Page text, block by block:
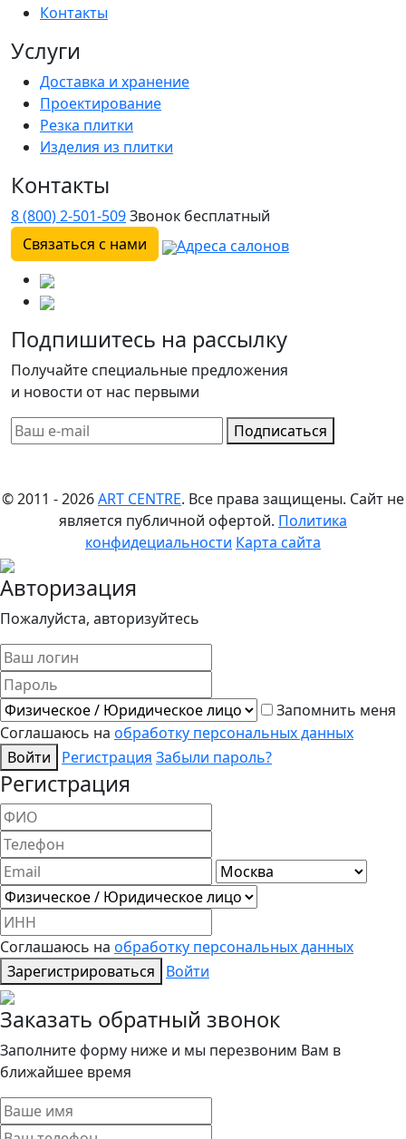
Контакты
Услуги
Доставка и хранение
Проектирование
Резка плитки
Изделия из плитки
Контакты
8 (800) 2-501-509Звонок бесплатный
Связаться с нами
Адреса салонов
Подпишитесь на рассылку
Получайте специальные предложения
и новости от нас первыми
Подписаться
© 2011 - 2026ART CENTRE. Все права защищены. Сайт не
является публичной офертой. Политика
конфидециальности Карта сайта
Авторизация
Пожалуйста, авторизуйтесь
Запомнить меня
Соглашаюсь на обработку персональных данных
Войти
Регистрация Забыли пароль?
Регистрация
Соглашаюсь на обработку персональных данных
Зарегистрироваться
Войти
Заказать обратный звонок
Заполните форму ниже и мы перезвоним Вам в
ближайшее время